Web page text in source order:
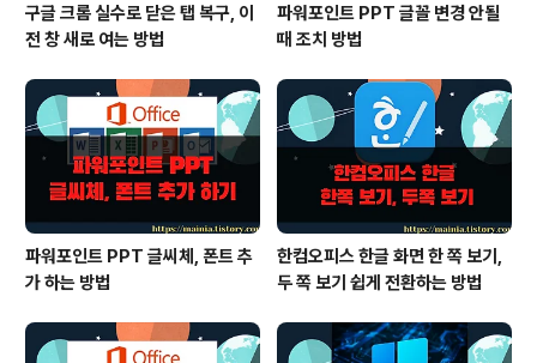
구글 크롬 실수로 닫은 탭 복구, 이
전 창 새로 여는 방법
파워포인트 PPT 글꼴 변경 안될
때 조치 방법
파워포인트 PPT 글씨체, 폰트 추
가 하는 방법
한컴오피스 한글 화면 한 쪽 보기,
두 쪽 보기 쉽게 전환하는 방법